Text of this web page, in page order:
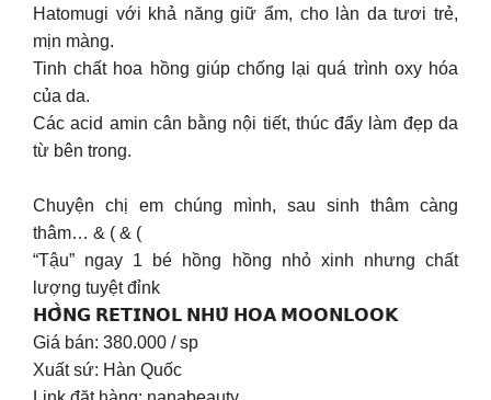
Hatomugi với khả năng giữ ẩm, cho làn da tươi trẻ,
mịn màng.
Tinh chất hoa hồng giúp chống lại quá trình oxy hóa
của da.
Các acid amin cân bằng nội tiết, thúc đẩy làm đẹp da
từ bên trong.
Chuyện chị em chúng mình, sau sinh thâm càng
thâm… & ( & (
“Tậu” ngay 1 bé hồng hồng nhỏ xinh nhưng chất
lượng tuyệt đỉnk
𝗛𝗢̂̀𝗡𝗚 𝗥𝗘𝗧𝗜𝗡𝗢𝗟 𝗡𝗛𝗨̃ 𝗛𝗢𝗔 𝗠𝗢𝗢𝗡𝗟𝗢𝗢𝗞
Giá bán: 380.000 / sp
Xuất sứ: Hàn Quốc